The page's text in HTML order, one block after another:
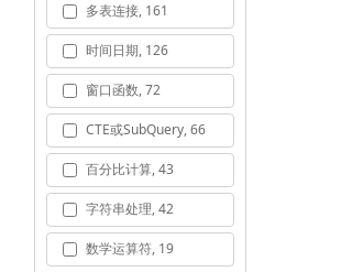
多表连接, 161
时间日期, 126
窗口函数, 72
CTE或SubQuery, 66
百分比计算, 43
字符串处理, 42
数学运算符, 19